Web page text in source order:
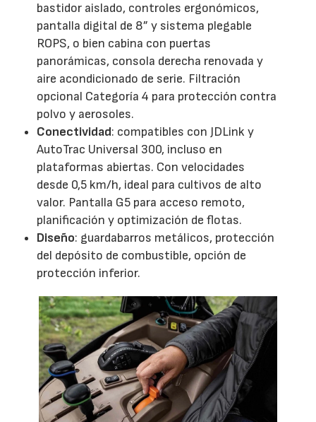
bastidor aislado, controles ergonómicos,
pantalla digital de 8” y sistema plegable
ROPS, o bien cabina con puertas
panorámicas, consola derecha renovada y
aire acondicionado de serie. Filtración
opcional Categoría 4 para protección contra
polvo y aerosoles.
Conectividad: compatibles con JDLink y
AutoTrac Universal 300, incluso en
plataformas abiertas. Con velocidades
desde 0,5 km/h, ideal para cultivos de alto
valor. Pantalla G5 para acceso remoto,
planificación y optimización de flotas.
Diseño: guardabarros metálicos, protección
del depósito de combustible, opción de
protección inferior.